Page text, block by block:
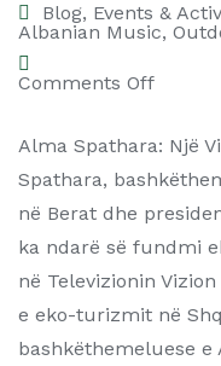
Blog, Events &
Albanian Music,
Comments Off
Alma Spathara: Një
Spathara,
në Berat dhe
ka ndarë së fundmi
në Televizionin
e eko-turizmit në
bashkëthemeluese e